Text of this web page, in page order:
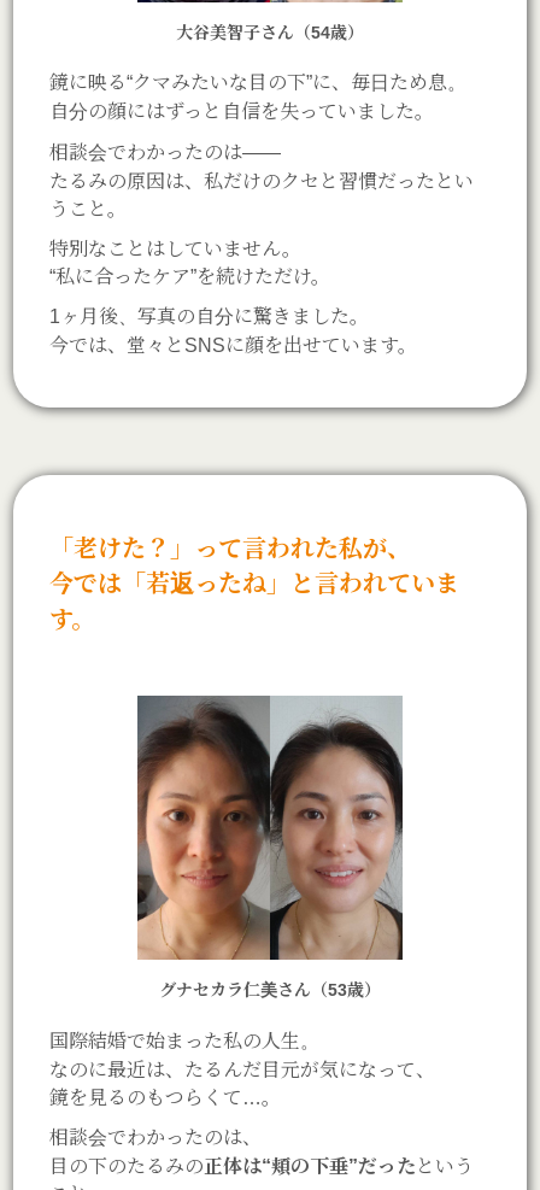
大谷美智子さん（54歳）
鏡に映る“クマみたいな目の下”に、毎日ため息。
自分の顔にはずっと自信を失っていました。
相談会でわかったのは——
たるみの原因は、私だけのクセと習慣だったとい
うこと。
特別なことはしていません。
“私に合ったケア”を続けただけ。
1ヶ月後、写真の自分に驚きました。
今では、堂々とSNSに顔を出せています。
「老けた？」って言われた私が、
今では「若返ったね」と言われていま
す。
グナセカラ仁美さん（53歳）
国際結婚で始まった私の人生。
なのに最近は、たるんだ目元が気になって、
鏡を見るのもつらくて…。
相談会でわかったのは、
目の下のたるみの正体は“頬の下垂”だった という